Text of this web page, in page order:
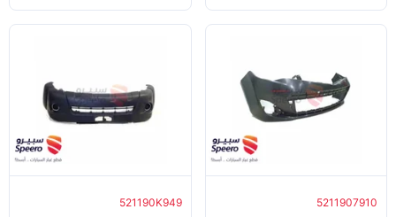
5211907910
521190K949